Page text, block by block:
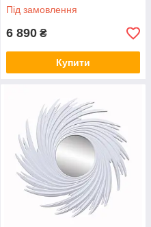
Під замовлення
6 890 ₴
Купити